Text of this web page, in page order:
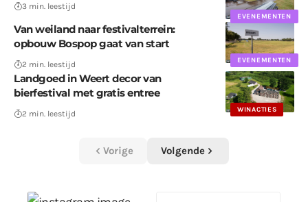
EVENEMENTEN
3 min. leestijd
EVENEMENTEN
Van weiland naar festivalterrein:
opbouw Bospop gaat van start
2 min. leestijd
WINACTIES
Landgoed in Weert decor van
bierfestival met gratis entree
2 min. leestijd
Vorige Volgende